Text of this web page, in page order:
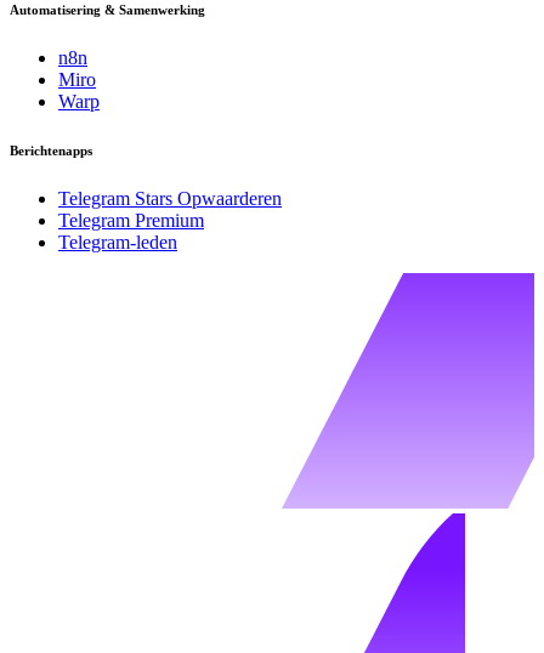
Automatisering & Samenwerking
n8n
Miro
Warp
Berichtenapps
Telegram Stars Opwaarderen
Telegram Premium
Telegram-leden